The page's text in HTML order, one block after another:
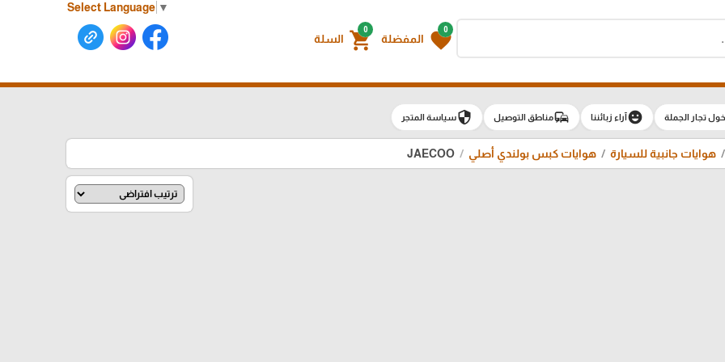
Select Language ▼
0
favorite المفضلة
0
shopping_cart السلة
تجار الجملة emoji_emotionsآراء زبائننا commuteمناطق التوصيل securityسياسة المتجر
هوايات جانبية للسيارة هوايات كبس بولندي أصلي JAECOO